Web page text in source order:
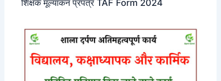
शिक्षक मूल्यांकन प्रपत्र TAF Form 2024